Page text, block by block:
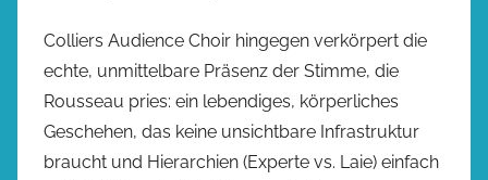
Colliers Audience Choir hingegen verkörpert die
echte, unmittelbare Präsenz der Stimme, die
Rousseau pries: ein lebendiges, körperliches
Geschehen, das keine unsichtbare Infrastruktur
braucht und Hierarchien (Experte vs. Laie) einfach